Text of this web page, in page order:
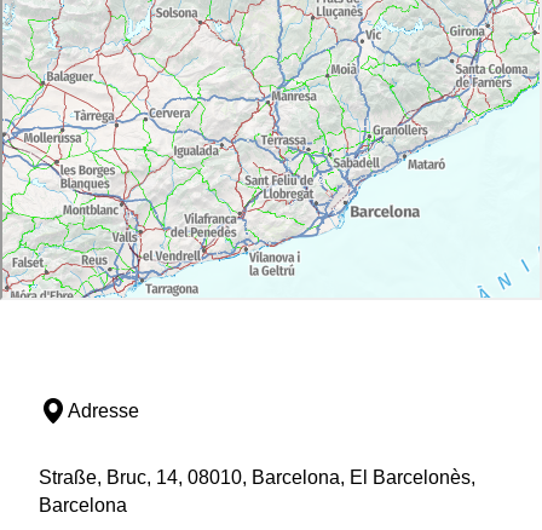
Adresse
Straße, Bruc, 14, 08010, Barcelona, El Barcelonès,
Barcelona